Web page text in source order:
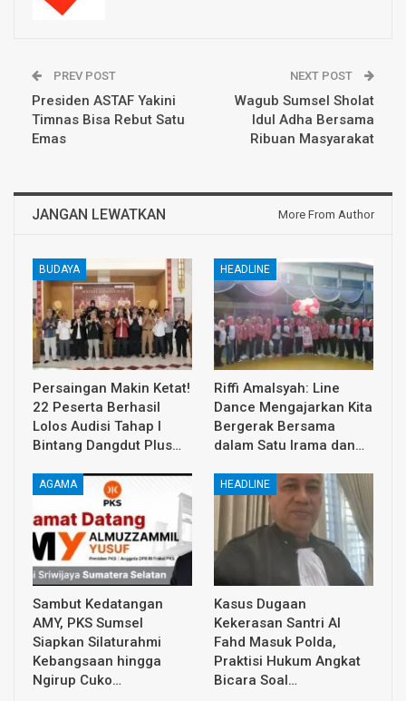
PREV POST
Presiden ASTAF Yakini
Timnas Bisa Rebut Satu
Emas
NEXT POST
Wagub Sumsel Sholat
Idul Adha Bersama
Ribuan Masyarakat
JANGAN LEWATKAN More From Author
BUDAYA
Persaingan Makin Ketat!
22 Peserta Berhasil
Lolos Audisi Tahap I
Bintang Dangdut Plus…
HEADLINE
Riffi Amalsyah: Line
Dance Mengajarkan Kita
Bergerak Bersama
dalam Satu Irama dan…
AGAMA
Sambut Kedatangan
AMY, PKS Sumsel
Siapkan Silaturahmi
Kebangsaan hingga
Ngirup Cuko…
HEADLINE
Kasus Dugaan
Kekerasan Santri Al
Fahd Masuk Polda,
Praktisi Hukum Angkat
Bicara Soal…